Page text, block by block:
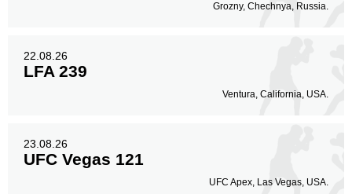
Grozny, Chechnya, Russia.
22.08.26
LFA 239
Ventura, California, USA.
23.08.26
UFC Vegas 121
UFC Apex, Las Vegas, USA.